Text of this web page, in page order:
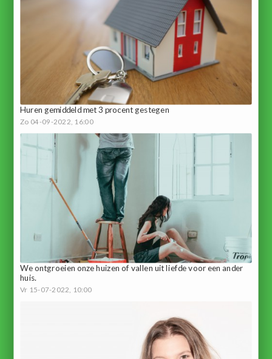
Huren gemiddeld met 3 procent gestegen
Zo 04-09-2022, 16:00
We ontgroeien onze huizen of vallen uit liefde voor een ander
huis.
Vr 15-07-2022, 10:00